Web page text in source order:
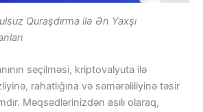
Quraşdırma ilə Ən Yaxşı
seçilməsi, kriptovalyuta ilə
rahatlığına və səmərəliliyinə təsir
Məqsədlərinizdən asılı olaraq,